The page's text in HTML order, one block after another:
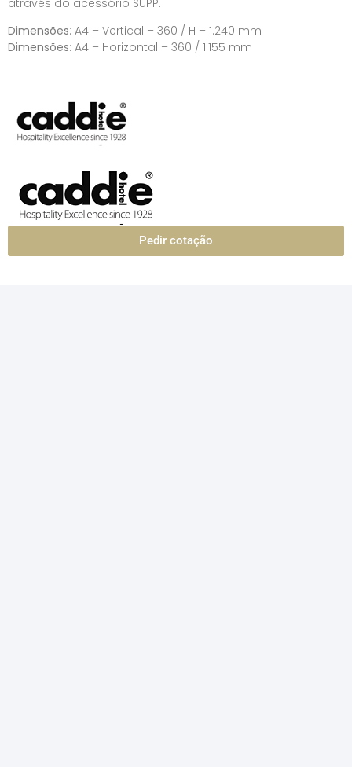
através do acessório SUPP.
Dimensões: A4 – Vertical – 360 / H – 1.240 mm
Dimensões: A4 – Horizontal – 360 / 1.155 mm
Pedir cotação